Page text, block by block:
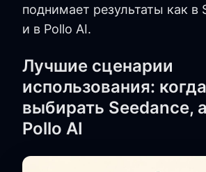
поднимает результаты как в
и в Pollo AI.
Лучшие сценарии
использования: когда
выбирать Seedance,
Pollo AI